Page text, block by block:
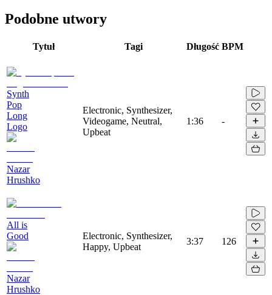
Podobne utwory
Tytuł Tagi Długość BPM
Synth
Pop
Long
Logo
Nazar
Hrushko
Electronic, Synthesizer,
Videogame, Neutral,
Upbeat
1:36 -
All is
Good
Nazar
Hrushko
Electronic, Synthesizer,
Happy, Upbeat
3:37 126